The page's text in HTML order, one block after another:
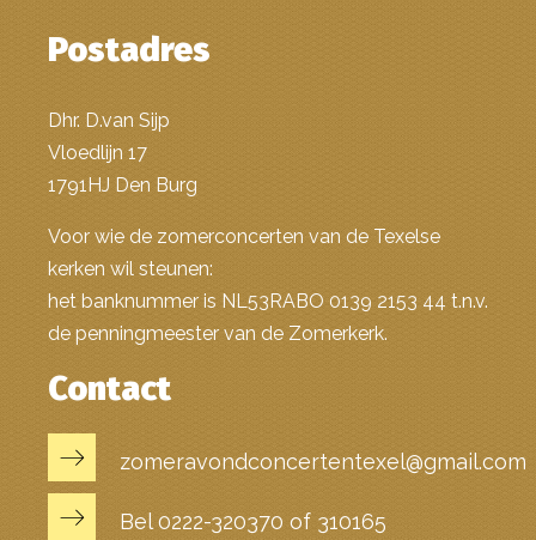
Postadres
Dhr. D.van Sijp
Vloedlijn 17
1791HJ Den Burg
Voor wie de zomerconcerten van de Texelse
kerken wil steunen:
het banknummer is NL53RABO 0139 2153 44 t.n.v.
de penningmeester van de Zomerkerk.
Contact
zomeravondconcertentexel@gmail.com
Bel 0222-320370 of 310165